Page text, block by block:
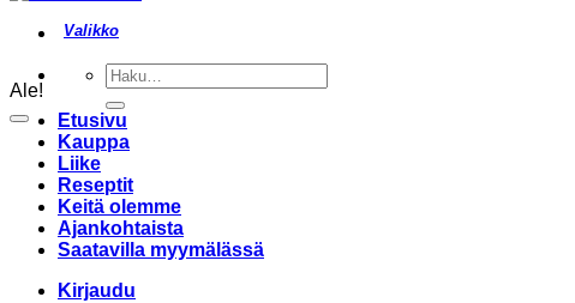
Etsi:
Etusivu
Kauppa
Liike
Reseptit
Keitä olemme
Ajankohtaista
Saatavilla myymälässä
Kirjaudu
Ale!